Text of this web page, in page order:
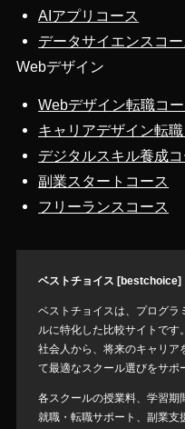
AIアプリコース
データサイエンスコー
Webデザイン
Webデザイン転職コー
キャリアデザイン転職
デジタルスキル養成コ
副業スタートコース
フリーランスコース
ベストチョイス [bestchoice]
ベストチョイスは、プログラ
ルに特化した比較サイトで
社会人から、将来のキャリア
て最適なスクール選びをサポ
各スクールの授業料、学習期
就職・転職サポート、副業支